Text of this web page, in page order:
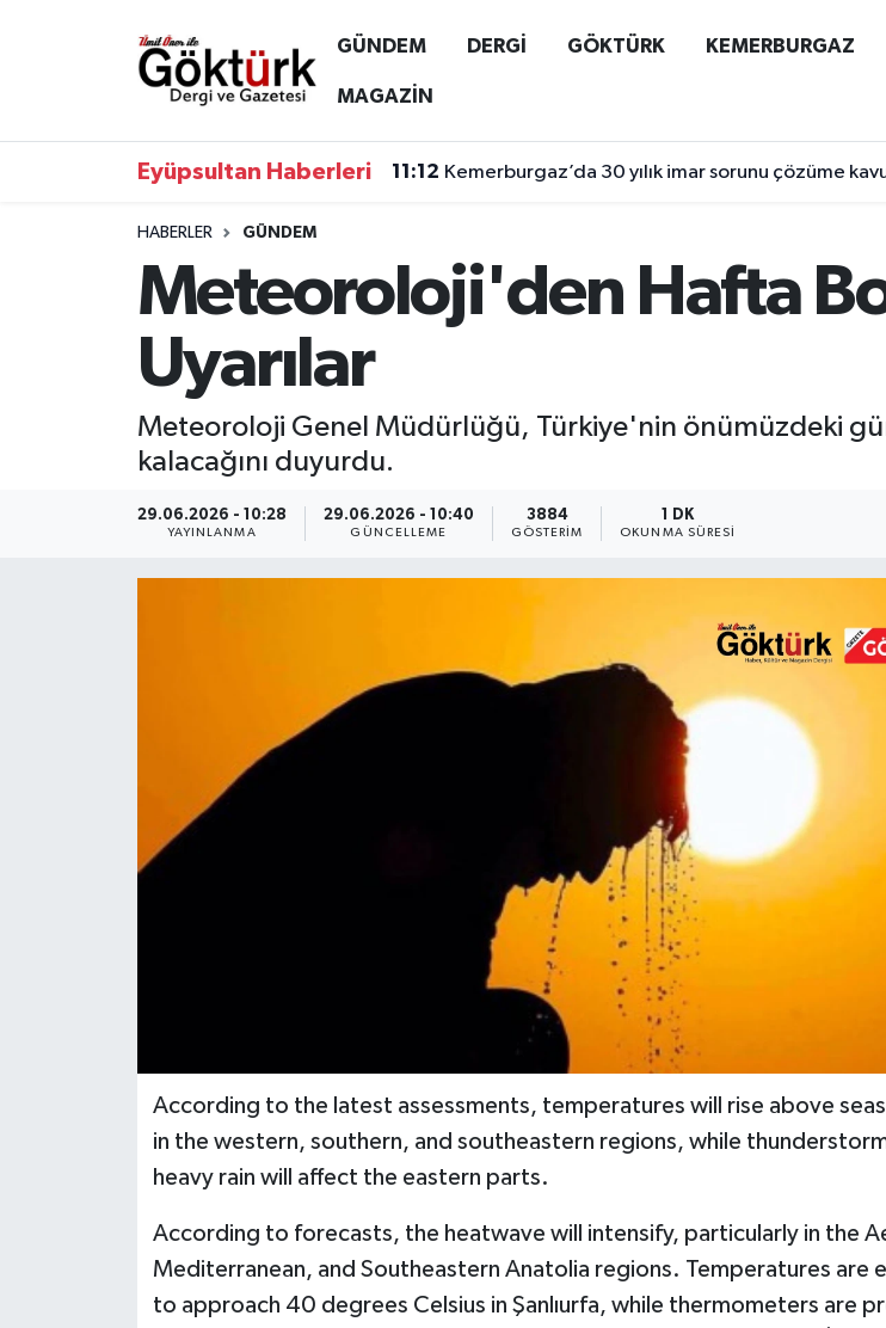
GÜNDEM DERGİ GÖKTÜRK KEMERBURGAZ
MAGAZİN
Eyüpsultan Haberleri 11:12 Kemerburgaz’da 30 yılık imar sorunu çözüme
HABERLER GÜNDEM
Meteoroloji'den Hafta
Uyarılar
Meteoroloji Genel Müdürlüğü, Türkiye'nin önümüzdeki
kalacağını duyurdu.
29.06.2026 - 10:28
YAYINLANMA
29.06.2026 - 10:40
GÜNCELLEME
3884
GÖSTERIM
1 DK
OKUNMA SÜRESI
According to the latest assessments, temperatures will rise above
in the western, southern, and southeastern regions, while
heavy rain will affect the eastern parts.
According to forecasts, the heatwave will intensify, particularly in the
Mediterranean, and Southeastern Anatolia regions. Temperatures are
to approach 40 degrees Celsius in Şanlıurfa, while thermometers are
Anne Çocuk
GÖKTÜRK
GÜNDEM
KEMERBURGAZ
Eyüpsultan Hava Durumu
Tüm Manşetler
Son Dakika Haberleri